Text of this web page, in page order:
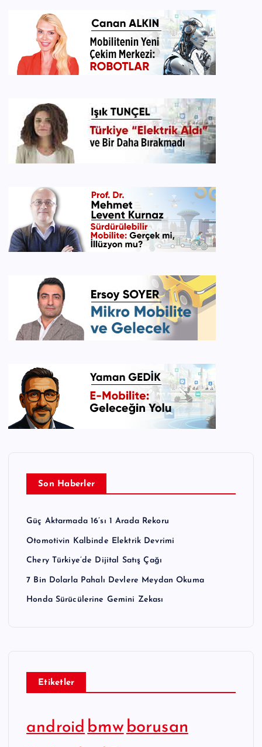
Son Haberler
Güç Aktarmada 16’sı 1 Arada Rekoru
Otomotivin Kalbinde Elektrik Devrimi
Chery Türkiye’de Dijital Satış Çağı
7 Bin Dolarla Pahalı Devlere Meydan Okuma
Honda Sürücülerine Gemini Zekası
Etiketler
android bmw borusan